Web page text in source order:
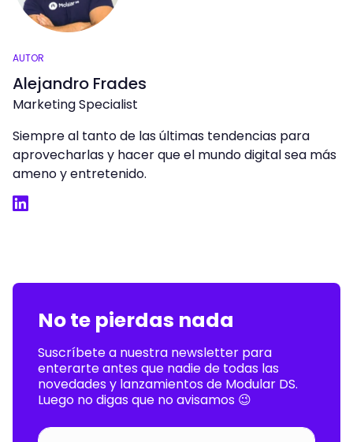
AUTOR
Alejandro Frades
Marketing Specialist
Siempre al tanto de las últimas tendencias para
aprovecharlas y hacer que el mundo digital sea más
ameno y entretenido.
No te pierdas nada
Suscríbete a nuestra newsletter para
enterarte antes que nadie de todas las
novedades y lanzamientos de Modular DS.
Luego no digas que no avisamos 😉